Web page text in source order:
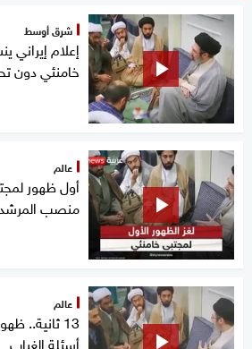
شرق أوسط
إعلام إيراني
خامنئي دون
عالم
أول ظهور
منصب
عالم
13 ثانية..
أسئلة الغياب